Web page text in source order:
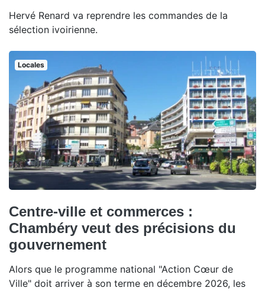
Hervé Renard va reprendre les commandes de la
sélection ivoirienne.
Locales
Centre-ville et commerces :
Chambéry veut des précisions du
gouvernement
Alors que le programme national "Action Cœur de
Ville" doit arriver à son terme en décembre 2026, les